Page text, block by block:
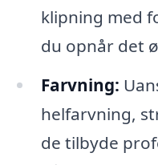
klipning med
du opnår det
Farvning:
helfarvning,
de tilbyde